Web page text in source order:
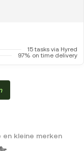
15 tasks via Hyred
97% on time delivery
kleine merken